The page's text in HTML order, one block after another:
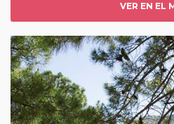
VER EN EL